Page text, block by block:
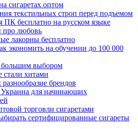
сигаретах оптом
текстильных строп перед подъемом
ПК бесплатно на русском языке
про любовь
лакорны бесплатно
экономить на обучении до 100 000
выбором
хитами
брендов
для начинающих
торговли сигаретами
сертифицированные сигареты